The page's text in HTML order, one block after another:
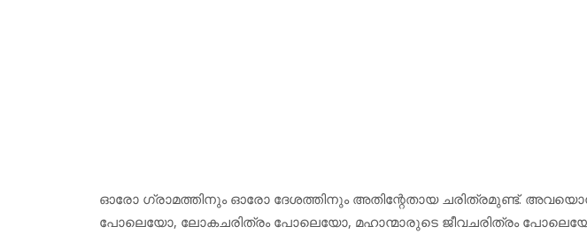
ഓരോ ഗ്രാമത്തിനും ഓരോ ദേശത്തിനും അതിന്റേതായ ചരിത്രമുണ്ട്.
പോലെയോ, ലോകചരിത്രം പോലെയോ, മഹാന്മാരുടെ ജീവചരിത്രം പോലെയോ